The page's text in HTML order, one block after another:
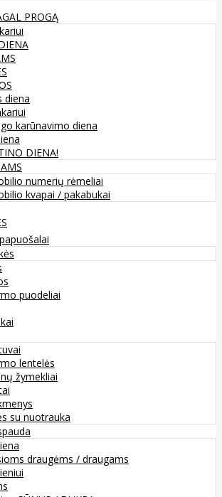
PROGĄ
diena
karūnavimo diena
DIENA!
numerių rėmeliai
kvapai / pakabukai
puodeliai
lentelės
žymekliai
su nuotrauka
draugėms / draugams